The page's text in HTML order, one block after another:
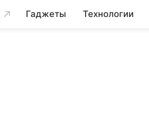
Гаджеты Технологии